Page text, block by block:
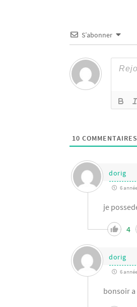
S’abonner
10 COMMENTAIRES
dorig
6
je
4
dorig
6
bonsoir a